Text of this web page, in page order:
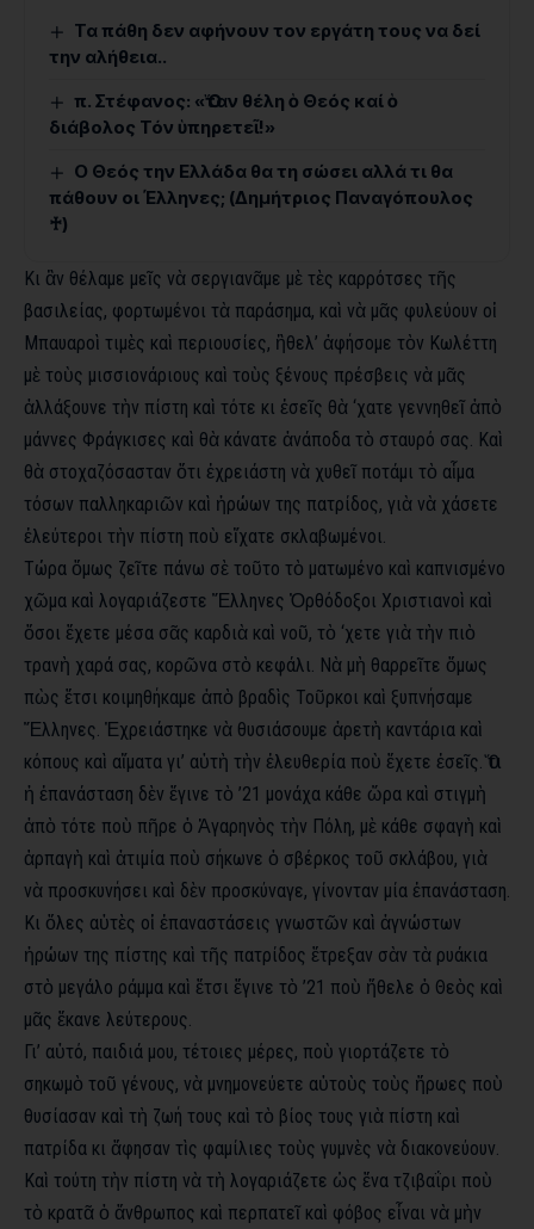
Τα πάθη δεν αφήνουν τον εργάτη τους να δεί
την αλήθεια..
π. Στέφανος: «Ὅταν θέλη ὁ Θεός καί ὁ
διάβολος Τόν ὑπηρετεῖ!»
Ο Θεός την Ελλάδα θα τη σώσει αλλά τι θα
πάθουν οι Έλληνες; (Δημήτριος Παναγόπουλος
♰)
Κι ἂν θέλαμε μεῖς νὰ σεργιανᾶμε μὲ τὲς καρρότσες τῆς
βασιλείας, φορτωμένοι τὰ παράσημα, καὶ νὰ μᾶς φυλεύουν οἱ
Μπαυαροὶ τιμὲς καὶ περιουσίες, ἢθελ’ ἀφήσομε τὸν Κωλέττη
μὲ τοὺς μισσιονάριους καὶ τοὺς ξένους πρέσβεις νὰ μᾶς
ἀλλάξουνε τὴν πίστη καὶ τότε κι ἐσεῖς θὰ ‘χατε γεννηθεῖ ἀπὸ
μάννες Φράγκισες καὶ θὰ κάνατε ἀνάποδα τὸ σταυρό σας. Καὶ
θὰ στοχαζόσασταν ὅτι ἐχρειάστη νὰ χυθεῖ ποτάμι τὸ αἷμα
τόσων παλληκαριῶν καὶ ἡρώων της πατρίδος, γιὰ νὰ χάσετε
ἐλεύτεροι τὴν πίστη ποὺ εἴχατε σκλαβωμένοι.
Τώρα ὅμως ζεῖτε πάνω σὲ τοῦτο τὸ ματωμένο καὶ καπνισμένο
χῶμα καὶ λογαριάζεστε Ἕλληνες Ὀρθόδοξοι Χριστιανοὶ καὶ
ὅσοι ἔχετε μέσα σᾶς καρδιὰ καὶ νοῦ, τὸ ‘χετε γιὰ τὴν πιὸ
τρανὴ χαρά σας, κορῶνα στὸ κεφάλι. Νὰ μὴ θαρρεῖτε ὅμως
πὼς ἔτσι κοιμηθήκαμε ἀπὸ βραδὶς Τοῦρκοι καὶ ξυπνήσαμε
Ἕλληνες. Ἐχρειάστηκε νὰ θυσιάσουμε ἀρετὴ καντάρια καὶ
κόπους καὶ αἵματα γι’ αὐτὴ τὴν ἐλευθερία ποὺ ἔχετε ἐσεῖς. Ὅτι
ἡ ἐπανάσταση δὲν ἔγινε τὸ ’21 μονάχα κάθε ὥρα καὶ στιγμὴ
ἀπὸ τότε ποὺ πῆρε ὁ Ἀγαρηνὸς τὴν Πόλη, μὲ κάθε σφαγὴ καὶ
ἁρπαγὴ καὶ ἀτιμία ποὺ σήκωνε ὁ σβέρκος τοῦ σκλάβου, γιὰ
νὰ προσκυνήσει καὶ δὲν προσκύναγε, γίνονταν μία ἐπανάσταση.
Κι ὅλες αὐτὲς οἱ ἐπαναστάσεις γνωστῶν καὶ ἀγνώστων
ἡρώων της πίστης καὶ τῆς πατρίδος ἔτρεξαν σὰν τὰ ρυάκια
στὸ μεγάλο ράμμα καὶ ἔτσι ἔγινε τὸ ’21 ποὺ ἤθελε ὁ Θεὸς καὶ
μᾶς ἔκανε λεύτερους.
Γι’ αὐτό, παιδιά μου, τέτοιες μέρες, ποὺ γιορτάζετε τὸ
σηκωμὸ τοῦ γένους, νὰ μνημονεύετε αὐτοὺς τοὺς ἥρωες ποὺ
θυσίασαν καὶ τὴ ζωή τους καὶ τὸ βίος τους γιὰ πίστη καὶ
πατρίδα κι ἄφησαν τὶς φαμίλιες τοὺς γυμνὲς νὰ διακονεύουν.
Καὶ τούτη τὴν πίστη νὰ τὴ λογαριάζετε ὡς ἕνα τζιβαΐρι ποὺ
τὸ κρατᾶ ὁ ἄνθρωπος καὶ περπατεῖ καὶ φόβος εἶναι νὰ μὴν